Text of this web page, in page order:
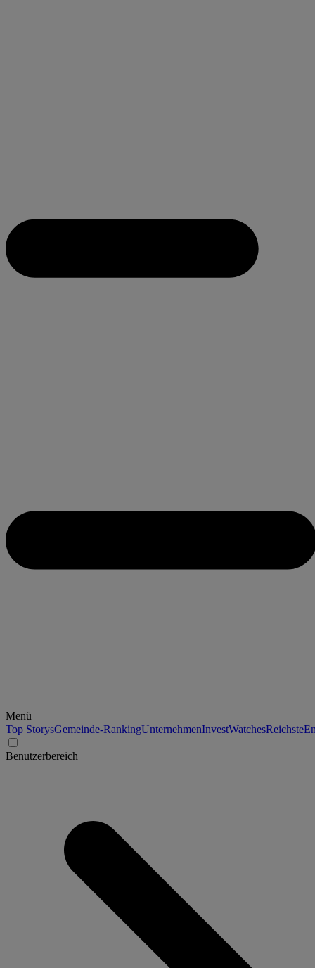
Menü
Top StorysGemeinde-RankingUnternehmenInvestWatchesReichste
Benutzerbereich